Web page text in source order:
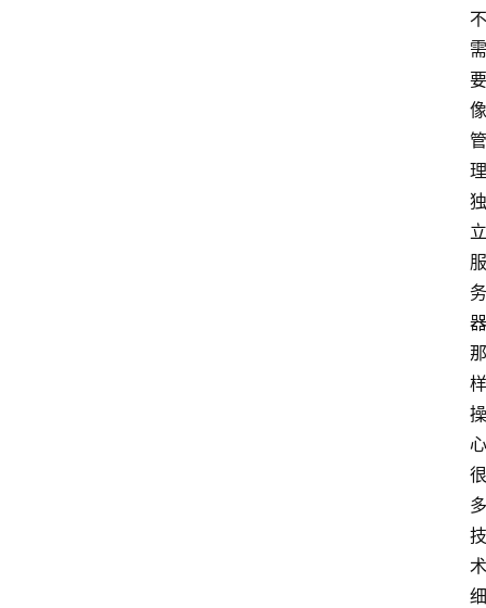
不
需
要
像
管
理
独
立
服
务
器
那
样
操
心
很
多
技
术
细